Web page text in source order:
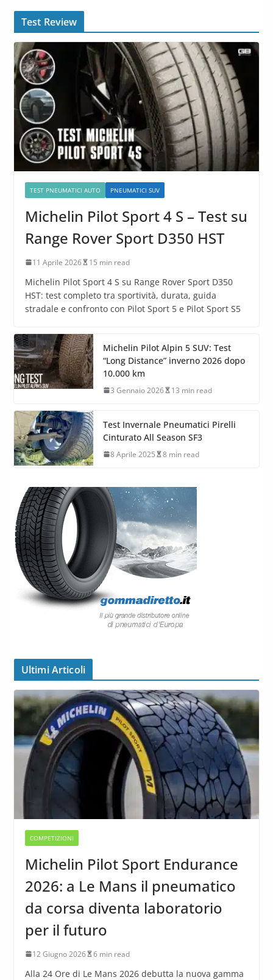
Test Review
TEST PNEUMATICI AUTO PNEUMATICI SUV
Michelin Pilot Sport 4 S – Test su
Range Rover Sport D350 HST
11 Aprile 2026 15 min read
Michelin Pilot Sport 4 S su Range Rover Sport D350
HST: test completo tra sportività, durata, guida
stradale e confronto con Pilot Sport 5 e Pilot Sport S5
Michelin Pilot Alpin 5 SUV: Test
“Long Distance” inverno 2026 dopo
10.000 km
3 Gennaio 2026 13 min read
Test Invernale Pneumatici Pirelli
Cinturato All Season SF3
8 Aprile 2025 8 min read
Ultimi Articoli
COMPETIZIONI
Michelin Pilot Sport Endurance
2026: a Le Mans il pneumatico
da corsa diventa laboratorio
per il futuro
12 Giugno 2026 6 min read
Alla 24 Ore di Le Mans 2026 debutta la nuova gamma